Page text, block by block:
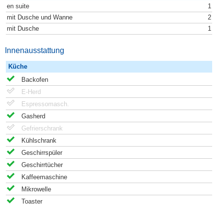
en suite
1
mit Dusche und Wanne
2
mit Dusche
1
Innenausstattung
Küche
Backofen
E-Herd
Espressomasch.
Gasherd
Gefrierschrank
Kühlschrank
Geschirrspüler
Geschirrtücher
Kaffeemaschine
Mikrowelle
Toaster